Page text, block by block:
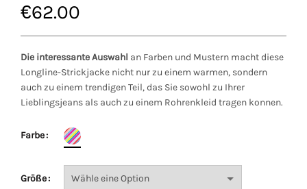
€62.00
Die interessante Auswahl an Farben und Mustern macht diese
Longline-Strickjacke nicht nur zu einem warmen, sondern
auch zu einem trendigen Teil, das Sie sowohl zu Ihrer
Lieblingsjeans als auch zu einem Rohrenkleid tragen konnen.
Farbe
Größe